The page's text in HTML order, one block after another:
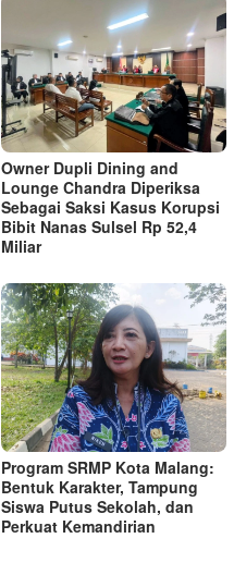
Owner Dupli Dining and
Lounge Chandra Diperiksa
Sebagai Saksi Kasus Korupsi
Bibit Nanas Sulsel Rp 52,4
Miliar
Program SRMP Kota Malang:
Bentuk Karakter, Tampung
Siswa Putus Sekolah, dan
Perkuat Kemandirian